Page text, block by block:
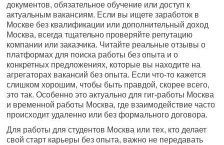
документов, обязательное обучение или доступ к
актуальным вакансиям. Если вы ищете заработок в
Москве без квалификации или дополнительный доход
Москва, всегда тщательно проверяйте репутацию
компании или заказчика. Читайте реальные отзывы о
платформах для поиска работы без опыта и о
конкретных предложениях, которые вы находите на
агрегаторах вакансий без опыта. Если что-то кажется
слишком хорошим, чтобы быть правдой, скорее всего,
это так. Особенно это актуально для гиг-работы Москва
и временной работы Москва, где взаимодействие часто
происходит удаленно или без формального договора.
Для работы для студентов Москва или тех, кто делает
свой старт карьеры без опыта, важно не передавать